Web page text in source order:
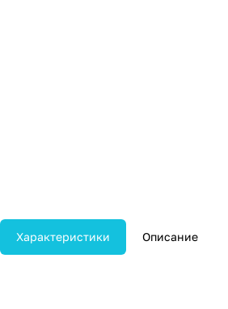
Характеристики Описание